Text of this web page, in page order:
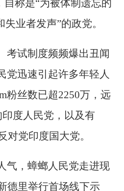
自称是“为被体制遗忘的
失业者发声”的政党。
考试制度频频爆出丑闻
党迅速引起许多年轻人
粉丝数已超2250万，远
度人民党，以及有
对党印度国大党。
气，蟑螂人民党走进现
德里举行首场线下示